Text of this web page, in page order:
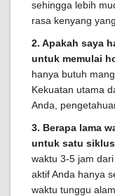
sehingga lebih
rasa kenyang
2. Apakah saya
untuk memulai
hanya butuh
Kekuatan utama
Anda,
3. Berapa lama
untuk satu
waktu 3-5 jam
aktif Anda hanya
waktu tunggu